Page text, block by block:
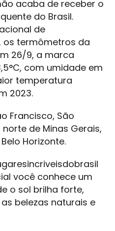
acaba de receber o
do Brasil.
de
os termômetros da
26/9, a marca
com umidade em
temperatura
2023.
Francisco, São
de Minas Gerais,
Horizonte.
você conhece um
o sol brilha forte,
belezas naturais e